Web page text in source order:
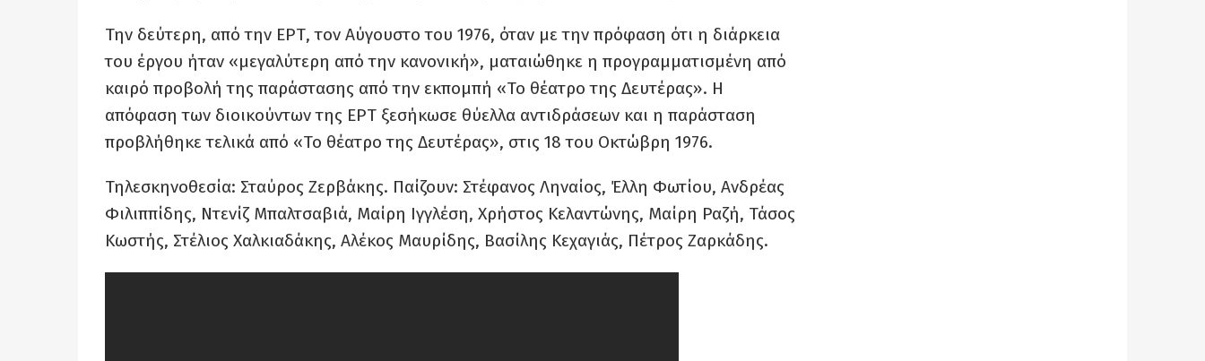
Την δεύτερη, από την ΕΡΤ, τον Αύγουστο του 1976, όταν με την πρόφαση ότι η διάρκεια
του έργου ήταν «μεγαλύτερη από την κανονική», ματαιώθηκε η προγραμματισμένη από
καιρό προβολή της παράστασης από την εκπομπή «Το θέατρο της Δευτέρας». Η
απόφαση των διοικούντων της ΕΡΤ ξεσήκωσε θύελλα αντιδράσεων και η παράσταση
προβλήθηκε τελικά από «Το θέατρο της Δευτέρας», στις 18 του Οκτώβρη 1976.
Τηλεσκηνοθεσία: Σταύρος Ζερβάκης. Παίζουν: Στέφανος Ληναίος, Έλλη Φωτίου, Ανδρέας
Φιλιππίδης, Ντενίζ Μπαλτσαβιά, Μαίρη Ιγγλέση, Χρήστος Κελαντώνης, Μαίρη Ραζή, Τάσος
Κωστής, Στέλιος Χαλκιαδάκης, Αλέκος Μαυρίδης, Βασίλης Κεχαγιάς, Πέτρος Ζαρκάδης.